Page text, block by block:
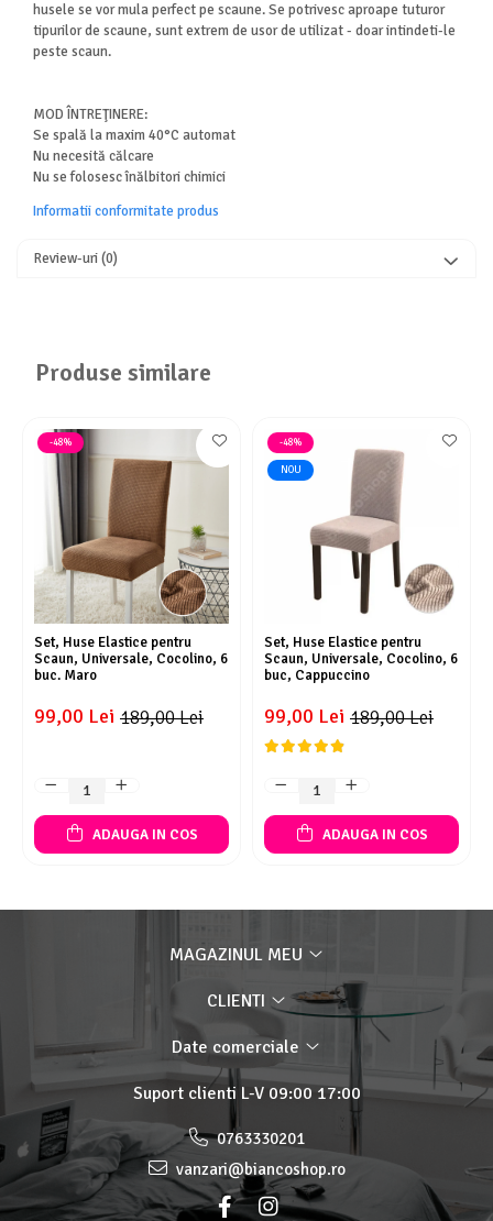
husele se vor mula perfect pe scaune. Se potrivesc aproape tuturor
tipurilor de scaune, sunt extrem de usor de utilizat - doar intindeti-le
peste scaun.
MOD ÎNTREŢINERE:
Se spală la maxim 40°C automat
Nu necesită călcare
Nu se folosesc înălbitori chimici
Informatii conformitate produs
Review-uri(0)
Produse similare
-48%
Set, Huse Elastice pentru
Scaun, Universale, Cocolino, 6
buc. Maro
189,00 Lei
99,00 Lei
ADAUGA IN COS
-48%
NOU
Set, Huse Elastice pentru
Scaun, Universale, Cocolino, 6
buc, Cappuccino
189,00 Lei
99,00 Lei
ADAUGA IN COS
MAGAZINUL MEU
CLIENTI
Date comerciale
Suport clienti L-V 09:00 17:00
0763330201
vanzari@biancoshop.ro